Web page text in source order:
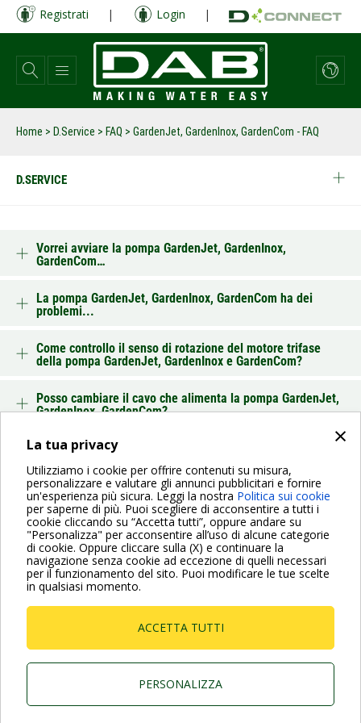
×
La tua privacy
Utilizziamo i cookie per offrire contenuti su misura,
personalizzare e valutare gli annunci pubblicitari e fornire
un'esperienza più sicura. Leggi la nostra Politica sui cookie
per saperne di più. Puoi scegliere di acconsentire a tutti i
cookie cliccando su “Accetta tutti”, oppure andare su
"Personalizza" per acconsentire all’uso di alcune categorie
di cookie. Oppure cliccare sulla (X) e continuare la
navigazione senza cookie ad eccezione di quelli necessari
per il funzionamento del sito. Puoi modificare le tue scelte
in qualsiasi momento.
ACCETTA TUTTI
PERSONALIZZA
Salta
contenuto
principale
Registrati | Login |
Home > D.Service > FAQ > GardenJet, GardenInox, GardenCom - FAQ
D.SERVICE
Vorrei avviare la pompa GardenJet, GardenInox,
GardenCom…
La pompa GardenJet, GardenInox, GardenCom ha dei
problemi...
Come controllo il senso di rotazione del motore trifase
della pompa GardenJet, GardenInox e GardenCom?
Posso cambiare il cavo che alimenta la pompa GardenJet,
GardenInox, GardenCom?
INDIETRO
Per maggiori informazioni consulta anche le Domande più
Frequenti
VAI ALLA PAGINA FAQ
P.I. 03675230282 - R.E.A. Padova N. 328200- Cap.